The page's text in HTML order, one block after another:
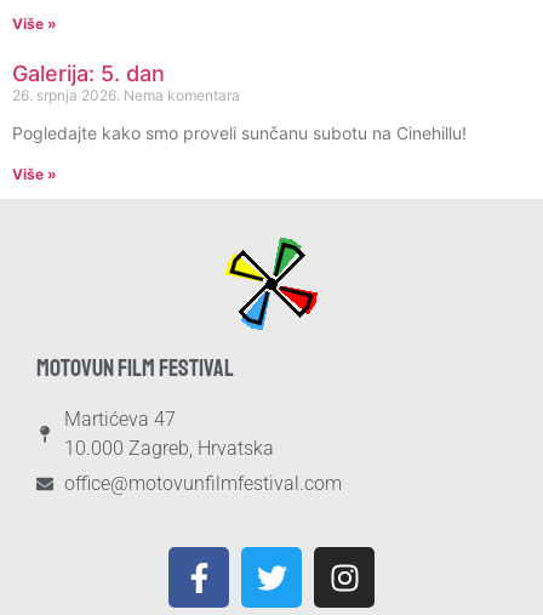
Više »
Galerija: 5. dan
26. srpnja 2026. Nema komentara
Pogledajte kako smo proveli sunčanu subotu na Cinehillu!
Više »
MOTOVUN FILM FESTIVAL
Martićeva 47
10.000 Zagreb, Hrvatska
office@motovunfilmfestival.com